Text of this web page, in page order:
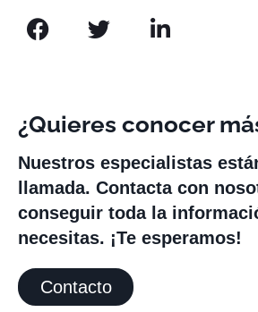
¿Quieres conocer
Nuestros especialistas
llamada. Contacta con
conseguir toda la
necesitas. ¡Te esperamos!
Contacto